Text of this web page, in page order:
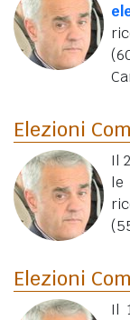
Elezioni
Il
le
Elezioni
Il